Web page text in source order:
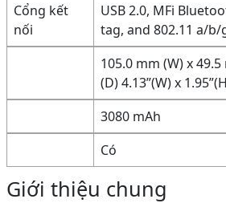
Cổng kết
nối
USB 2.0, MFi
tag, and 802.11 a/b/
105.0 mm (W) x
(D) 4.13”(W) x
3080 mAh
Có
Giới thiệu chung